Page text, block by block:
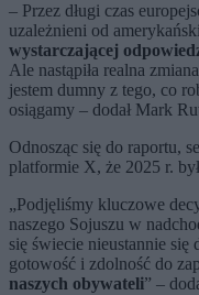
– Przez długi czas
uzależnieni od
wystarczającej
Ale nastąpiła realna
jestem dumny z tego, co
osiągamy – dodał Mark
Odnosząc się do raportu,
platformie X, że 2025 r. był
„Podjęliśmy kluczowe
naszego Sojuszu w
się świecie nieustannie
gotowość i zdolność do
naszych obywateli” –